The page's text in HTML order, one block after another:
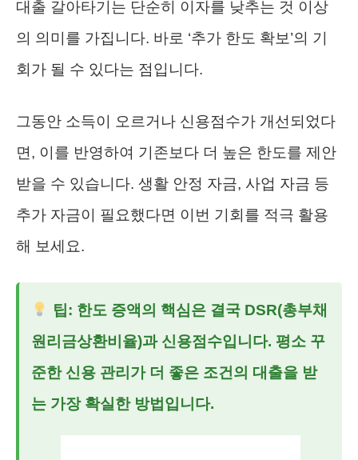
대출 갈아타기는 단순히 이자를 낮추는 것 이상
의 의미를 가집니다. 바로 ‘추가 한도 확보’의 기
회가 될 수 있다는 점입니다.
그동안 소득이 오르거나 신용점수가 개선되었다
면, 이를 반영하여 기존보다 더 높은 한도를 제안
받을 수 있습니다. 생활 안정 자금, 사업 자금 등
추가 자금이 필요했다면 이번 기회를 적극 활용
해 보세요.
팁: 한도 증액의 핵심은 결국 DSR(총부채
원리금상환비율)과 신용점수입니다. 평소 꾸
준한 신용 관리가 더 좋은 조건의 대출을 받
는 가장 확실한 방법입니다.